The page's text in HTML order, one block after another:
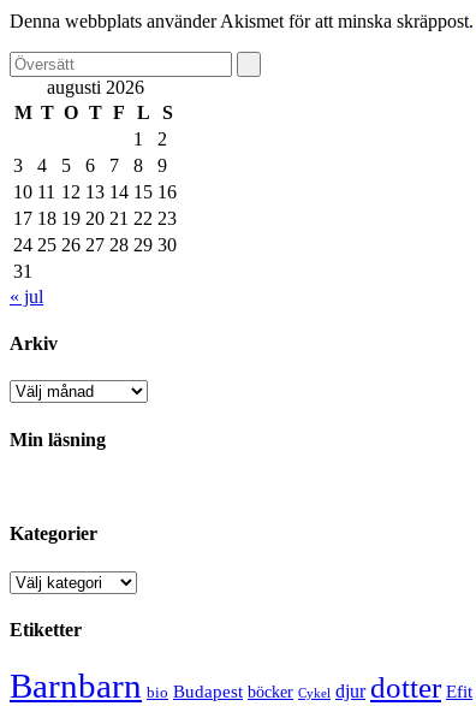
Denna webbplats använder Akismet för att minska skräppost.
augusti 2026
M T O T F L
S
1
2
3
4 5 6 7 8
9
10 11 12 13 14 15 16
17 18 19 20 21 22 23
24 25 26 27 28 29 30
31
« jul
Arkiv
Arkiv
Min läsning
Kategorier
Kategorier
Etiketter
Barnbarn bio Budapest böcker Cykel djur dotter Efit